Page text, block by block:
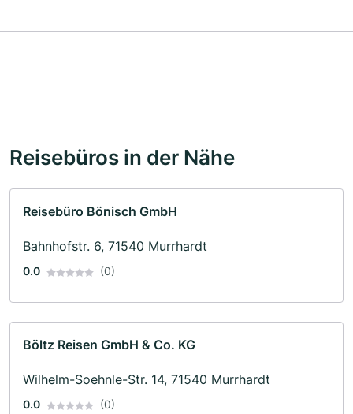
Reisebüros in der Nähe
Reisebüro Bönisch GmbH
Bahnhofstr. 6, 71540 Murrhardt
0.0 (0)
Böltz Reisen GmbH & Co. KG
Wilhelm-Soehnle-Str. 14, 71540 Murrhardt
0.0 (0)